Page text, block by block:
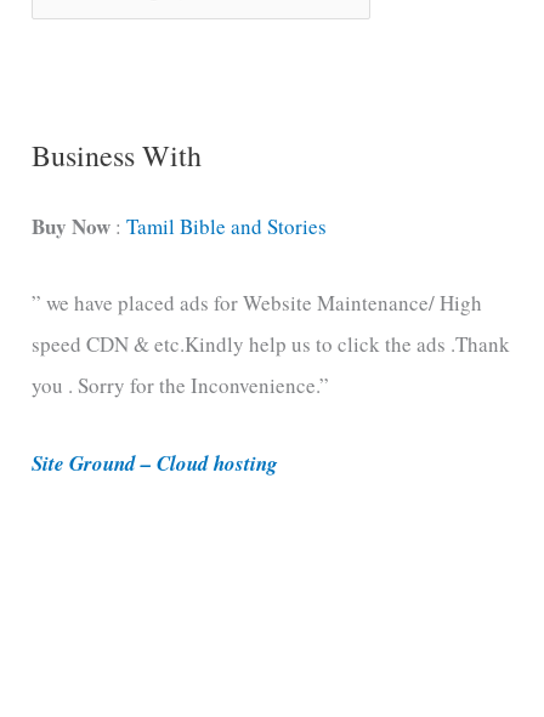
o
t
g
o
r
e
Business With
Buy Now :Tamil Bible and Stories
” we have placed ads for Website Maintenance/ High
speed CDN & etc.Kindly help us to click the ads .Thank
you . Sorry for the Inconvenience.”
Site Ground – Cloud hosting